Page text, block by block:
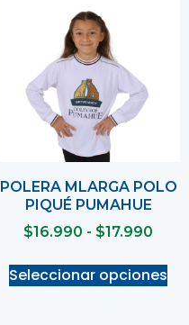
POLERA MLARGA POLO
PIQUÉ PUMAHUE
$16.990 - $17.990
Seleccionar opciones